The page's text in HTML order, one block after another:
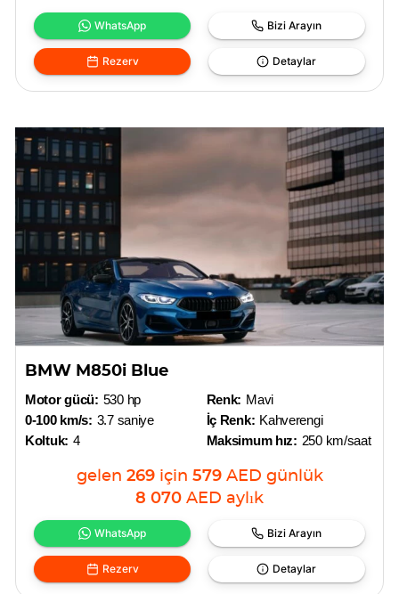
WhatsApp Bizi Arayın
Rezerv Detaylar
BMW M850i Blue
Motor gücü: 530 hp
0-100 km/s: 3.7 saniye
Koltuk: 4
Renk: Mavi
İç Renk: Kahverengi
Maksimum hız: 250 km/saat
gelen 269 için 579 AED günlük
8 070 AED aylık
WhatsApp Bizi Arayın
Rezerv Detaylar